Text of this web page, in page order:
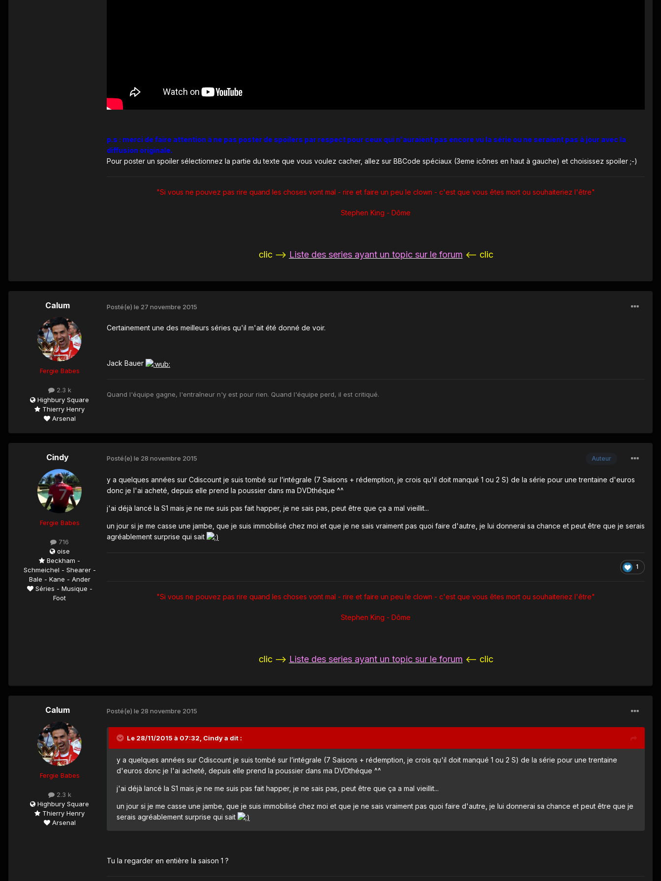
p.s : merci de faire attention à ne pas poster de spoilers par respect pour ceux qui n'auraient pas encore vu la série ou ne seraient pas à jour avec la
diffusion originale.
Pour poster un spoiler sélectionnez la partie du texte que vous voulez cacher, allez sur BBCode spéciaux (3eme icônes en haut à gauche) et choisissez spoiler ;-)
"Si vous ne pouvez pas rire quand les choses vont mal - rire et faire un peu le clown - c'est que vous êtes mort ou souhaiteriez l'être"
Stephen King - Dôme
clic --> Liste des series ayant un topic sur le forum <-- clic
Calum
Fergie Babes
2.3 k
Highbury Square
Thierry Henry
Arsenal
Posté(e) le 27 novembre 2015
Certainement une des meilleurs séries qu'il m'ait été donné de voir.
Jack Bauer
Quand l'équipe gagne, l'entraîneur n'y est pour rien. Quand l'équipe perd, il est critiqué.
Cindy
Fergie Babes
716
oise
Beckham -
Schmeichel - Shearer -
Bale - Kane - Ander
Séries - Musique -
Foot
Auteur
Posté(e) le 28 novembre 2015
y a quelques années sur Cdiscount je suis tombé sur l’intégrale (7 Saisons + rédemption, je crois qu'il doit manqué 1 ou 2 S) de la série pour une trentaine d'euros
donc je l'ai acheté, depuis elle prend la poussier dans ma DVDthéque ^^
j'ai déjà lancé la S1 mais je ne me suis pas fait happer, je ne sais pas, peut être que ça a mal vieillit...
un jour si je me casse une jambe, que je suis immobilisé chez moi et que je ne sais vraiment pas quoi faire d'autre, je lui donnerai sa chance et peut être que je serais
agréablement surprise qui sait
1
"Si vous ne pouvez pas rire quand les choses vont mal - rire et faire un peu le clown - c'est que vous êtes mort ou souhaiteriez l'être"
Stephen King - Dôme
clic --> Liste des series ayant un topic sur le forum <-- clic
Calum
Fergie Babes
2.3 k
Highbury Square
Thierry Henry
Arsenal
Posté(e) le 28 novembre 2015
Le 28/11/2015 à 07:32, Cindy a dit :
y a quelques années sur Cdiscount je suis tombé sur l’intégrale (7 Saisons + rédemption, je crois qu'il doit manqué 1 ou 2 S) de la série pour une trentaine
d'euros donc je l'ai acheté, depuis elle prend la poussier dans ma DVDthéque ^^
j'ai déjà lancé la S1 mais je ne me suis pas fait happer, je ne sais pas, peut être que ça a mal vieillit...
un jour si je me casse une jambe, que je suis immobilisé chez moi et que je ne sais vraiment pas quoi faire d'autre, je lui donnerai sa chance et peut être que je
serais agréablement surprise qui sait
Tu la regarder en entière la saison 1 ?